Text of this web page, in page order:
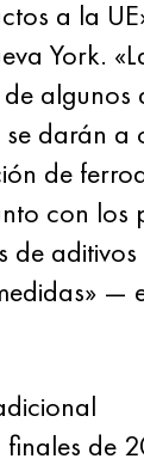
a la
York.
algunos
se darán a
de
con los
de aditivos
—
finales de